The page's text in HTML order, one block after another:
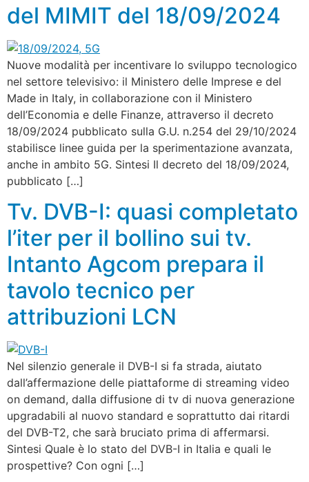
del MIMIT del 18/09/2024
Nuove modalità per incentivare lo sviluppo tecnologico
nel settore televisivo: il Ministero delle Imprese e del
Made in Italy, in collaborazione con il Ministero
dell’Economia e delle Finanze, attraverso il decreto
18/09/2024 pubblicato sulla G.U. n.254 del 29/10/2024
stabilisce linee guida per la sperimentazione avanzata,
anche in ambito 5G. Sintesi Il decreto del 18/09/2024,
pubblicato […]
Tv. DVB-I: quasi completato
l’iter per il bollino sui tv.
Intanto Agcom prepara il
tavolo tecnico per
attribuzioni LCN
Nel silenzio generale il DVB-I si fa strada, aiutato
dall’affermazione delle piattaforme di streaming video
on demand, dalla diffusione di tv di nuova generazione
upgradabili al nuovo standard e soprattutto dai ritardi
del DVB-T2, che sarà bruciato prima di affermarsi.
Sintesi Quale è lo stato del DVB-I in Italia e quali le
prospettive? Con ogni […]